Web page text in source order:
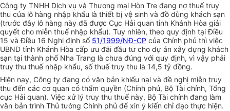
Công ty TNHH Dịch vụ và Thương mại Hòn Tre đang nợ thuế truy
thu của lô hàng nhập khẩu là thiết bị vệ sinh và đồ dùng khách sạn
(trước đây lô hàng này đã được Cục Hải quan tỉnh Khánh Hòa giải
quyết cho miễn thuế nhập khẩu). Tuy nhiên, theo quy định tại Điều
15 và Điều 16 Nghị định số 51/1999/NĐ-CP của Chính phủ thì việc
UBND tỉnh Khánh Hòa cấp ưu đãi đầu tư cho dự án xây dựng khách
sạn tại thành phố Nha Trang là chưa đúng với quy định, vì vậy phải
truy thu thuế nhập khẩu, số thuế truy thu là 14,5 tỷ đồng.
Hiện nay, Công ty đang có văn bản khiếu nại và đề nghị miễn truy
thu đến các cơ quan có thẩm quyền (Chính phủ, Bộ Tài chính, Tổng
cục Hải quan). Việc xử lý truy thu thuế này, Bộ Tài chính đang làm
văn bản trình Thủ tướng Chính phủ để xin ý kiến chỉ đạo thực hiện.